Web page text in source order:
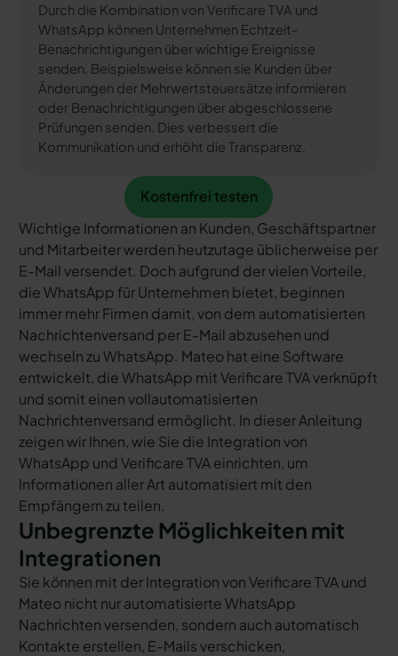
Durch die Kombination von Verificare TVA und
WhatsApp können Unternehmen Echtzeit-
Benachrichtigungen über wichtige Ereignisse
senden. Beispielsweise können sie Kunden über
Änderungen der Mehrwertsteuersätze informieren
oder Benachrichtigungen über abgeschlossene
Prüfungen senden. Dies verbessert die
Kommunikation und erhöht die Transparenz.
Kostenfrei testen
Kostenfrei testen
Wichtige Informationen an Kunden, Geschäftspartner
und Mitarbeiter werden heutzutage üblicherweise per
E-Mail versendet. Doch aufgrund der vielen Vorteile,
die WhatsApp für Unternehmen bietet, beginnen
immer mehr Firmen damit, von dem automatisierten
Nachrichtenversand per E-Mail abzusehen und
wechseln zu WhatsApp. Mateo hat eine Software
entwickelt, die WhatsApp mit Verificare TVA verknüpft
und somit einen vollautomatisierten
Nachrichtenversand ermöglicht. In dieser Anleitung
zeigen wir Ihnen, wie Sie die Integration von
WhatsApp und Verificare TVA einrichten, um
Informationen aller Art automatisiert mit den
Empfängern zu teilen.
Unbegrenzte Möglichkeiten mit
Integrationen
Sie können mit der Integration von Verificare TVA und
Mateo nicht nur automatisierte WhatsApp
Nachrichten versenden, sondern auch automatisch
Kontakte erstellen, E-Mails verschicken,